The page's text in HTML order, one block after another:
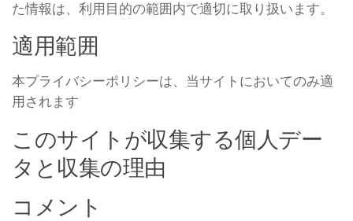
た情報は、利用目的の範囲内で適切に取り扱います。
適用範囲
本プライバシーポリシーは、当サイトにおいてのみ適
用されます
このサイトが収集する個人デー
タと収集の理由
コメント